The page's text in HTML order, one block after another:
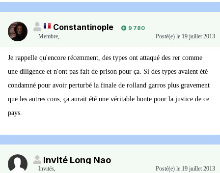
Constantinople
9 780
Membre, Posté(e) le 19 juillet 2013
Je rappelle qu'encore récemment, des types ont attaqué des rer comme
une diligence et n'ont pas fait de prison pour ça. Si des types avaient été
condamné pour avoir perturbé la finale de rolland garros plus gravement
que les autres cons, ça aurait été une véritable honte pour la justice de ce
pays.
Invité Long Nao
Invités, Posté(e) le 19 juillet 2013